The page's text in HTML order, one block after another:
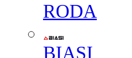
RODA
BIASI